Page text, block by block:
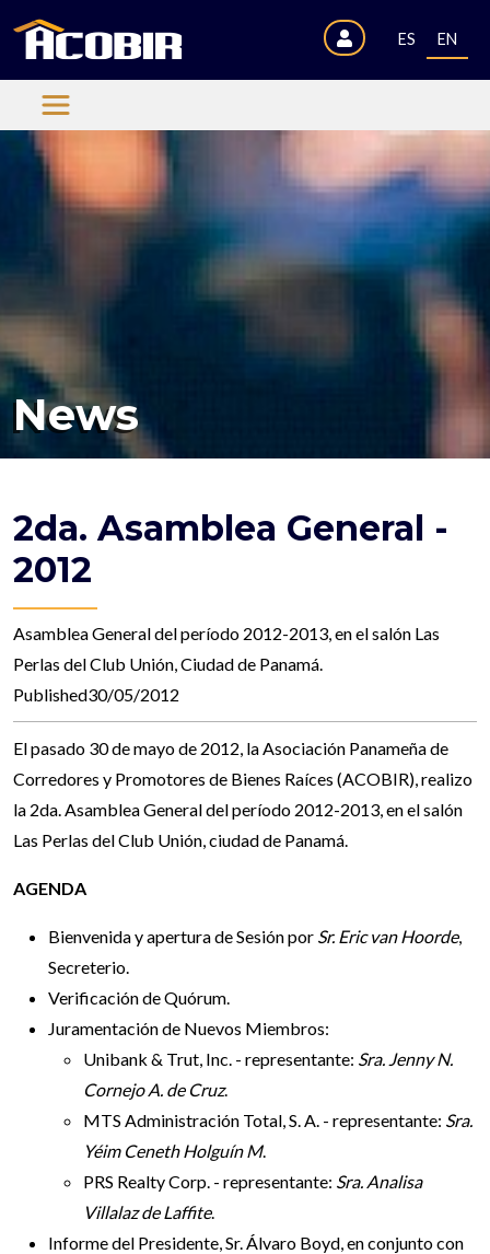
ES EN
News
2da. Asamblea General -
2012
Asamblea General del período 2012-2013, en el salón Las
Perlas del Club Unión, Ciudad de Panamá.
Published30/05/2012
El pasado 30 de mayo de 2012, la Asociación Panameña de
Corredores y Promotores de Bienes Raíces (ACOBIR), realizo
la 2da. Asamblea General del período 2012-2013, en el salón
Las Perlas del Club Unión, ciudad de Panamá.
AGENDA
Bienvenida y apertura de Sesión por Sr. Eric van Hoorde,
Secreterio.
Verificación de Quórum.
Juramentación de Nuevos Miembros:
Unibank & Trut, Inc. - representante: Sra. Jenny N.
Cornejo A. de Cruz.
MTS Administración Total, S. A. - representante: Sra.
Yéim Ceneth Holguín M.
PRS Realty Corp. - representante: Sra. Analisa
Villalaz de Laffite.
Informe del Presidente, Sr. Álvaro Boyd, en conjunto con